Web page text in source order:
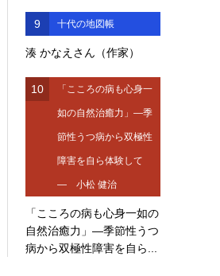
9 十代の地図帳
湊 かなえさん（作家）
10 「こころの病も心身一
如の自然治癒力」―季
節性うつ病から双極性
障害を自ら体験して
― 小松 健治
「こころの病も心身一如の
自然治癒力」―季節性うつ
病から双極性障害を自ら...